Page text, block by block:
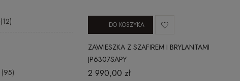
(12)
(95)
ZAWIESZKA Z SZAFIREM I BRYLANTAMI
JP6307SAPY
2 990,00 zł
DO KOSZYKA